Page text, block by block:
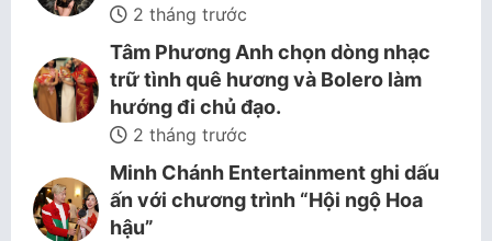
2 tháng trước
Tâm Phương Anh chọn dòng nhạc
trữ tình quê hương và Bolero làm
hướng đi chủ đạo.
2 tháng trước
Minh Chánh Entertainment ghi dấu
ấn với chương trình “Hội ngộ Hoa
hậu”